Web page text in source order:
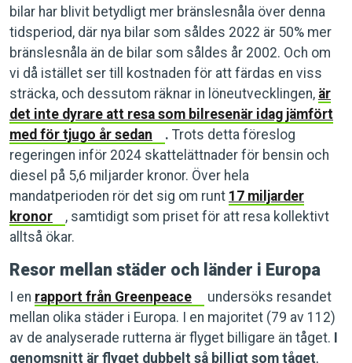
bilar har blivit betydligt mer bränslesnåla över denna
tidsperiod, där nya bilar som såldes 2022 är 50% mer
bränslesnåla än de bilar som såldes år 2002. Och om
vi då istället ser till kostnaden för att färdas en viss
sträcka, och dessutom räknar in löneutvecklingen, är
det inte dyrare att resa som bilresenär idag jämfört
med för tjugo år sedan
. Trots detta föreslog
regeringen inför 2024 skattelättnader för bensin och
diesel på 5,6 miljarder kronor. Över hela
mandatperioden rör det sig om runt 17 miljarder
kronor
, samtidigt som priset för att resa kollektivt
alltså ökar.
Resor mellan städer och länder i Europa
I en rapport från Greenpeace
undersöks resandet
mellan olika städer i Europa. I en majoritet (79 av 112)
av de analyserade rutterna är flyget billigare än tåget.
genomsnitt är flyget dubbelt så billigt som tåget,